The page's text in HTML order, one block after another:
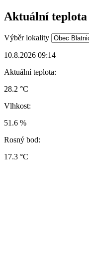
Aktuální teplota
Výběr lokality
10.8.2026 09:14
Aktuální teplota:
28.2 °C
Vlhkost:
51.6 %
Rosný bod:
17.3 °C